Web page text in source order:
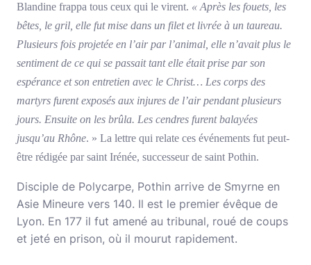
Blandine frappa tous ceux qui le virent. « Après les fouets, les
bêtes, le gril, elle fut mise dans un filet et livrée à un taureau.
Plusieurs fois projetée en l’air par l’animal, elle n’avait plus le
sentiment de ce qui se passait tant elle était prise par son
espérance et son entretien avec le Christ… Les corps des
martyrs furent exposés aux injures de l’air pendant plusieurs
jours. Ensuite on les brûla. Les cendres furent balayées
jusqu’au Rhône. » La lettre qui relate ces événements fut peut-
être rédigée par saint Irénée, successeur de saint Pothin.
Disciple de Polycarpe, Pothin arrive de Smyrne en
Asie Mineure vers 140. Il est le premier évêque de
Lyon. En 177 il fut amené au tribunal, roué de coups
et jeté en prison, où il mourut rapidement.